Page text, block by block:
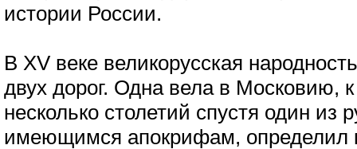
истории России.
В XV веке великорусская
двух дорог. Одна вела в Московию, к
несколько столетий спустя один из
имеющимся апокрифам, определил